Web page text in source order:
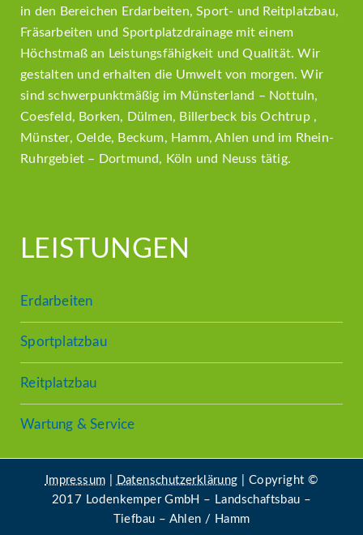
in den Bereichen Erdarbeiten, Sport- und Reitplatzbau,
Fräsarbeiten und Sportplatzdrainage mit einem
Höchstmaß an Leistungsfähigkeit und Qualität. Wir
gestalten und erhalten die Umwelt von morgen. Wir
sind schwerpunktmäßig im Münsterland – Nottuln,
Coesfeld, Borken, Dülmen, Billerbeck bis Ochtrup ,
Münster, Oelde, Beckum, Hamm, Ahlen und im Rhein-
Ruhrgebiet – Dortmund, Köln und Neuss tätig.
LEISTUNGEN
Erdarbeiten
Sportplatzbau
Reitplatzbau
Wartung & Service
Impressum Datenschutzerklärung | Copyright ©
2017 Lodenkemper GmbH – Landschaftsbau –
Tiefbau – Ahlen / Hamm